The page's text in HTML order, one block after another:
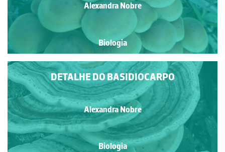
Alexandra Nobre
Biologia
DETALHE DO BASIDIOCARPO
Alexandra Nobre
Biologia